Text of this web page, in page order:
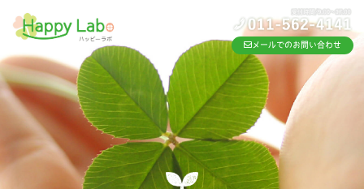
メールでのお問い合わせ